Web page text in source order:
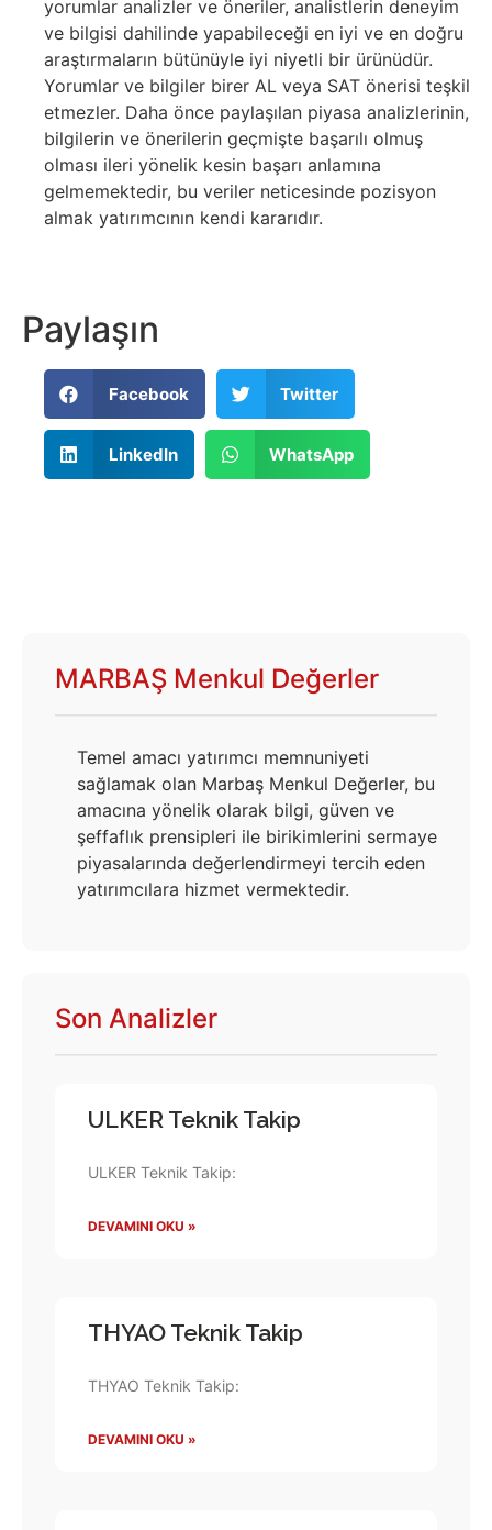
yorumlar analizler ve öneriler, analistlerin deneyim
ve bilgisi dahilinde yapabileceği en iyi ve en doğru
araştırmaların bütünüyle iyi niyetli bir ürünüdür.
Yorumlar ve bilgiler birer AL veya SAT önerisi teşkil
etmezler. Daha önce paylaşılan piyasa analizlerinin,
bilgilerin ve önerilerin geçmişte başarılı olmuş
olması ileri yönelik kesin başarı anlamına
gelmemektedir, bu veriler neticesinde pozisyon
almak yatırımcının kendi kararıdır.
Paylaşın
Facebook Twitter
LinkedIn WhatsApp
MARBAŞ Menkul Değerler
Temel amacı yatırımcı memnuniyeti
sağlamak olan Marbaş Menkul Değerler, bu
amacına yönelik olarak bilgi, güven ve
şeffaflık prensipleri ile birikimlerini sermaye
piyasalarında değerlendirmeyi tercih eden
yatırımcılara hizmet vermektedir.
Son Analizler
ULKER Teknik Takip
ULKER Teknik Takip:
DEVAMINI OKU »
THYAO Teknik Takip
THYAO Teknik Takip:
DEVAMINI OKU »